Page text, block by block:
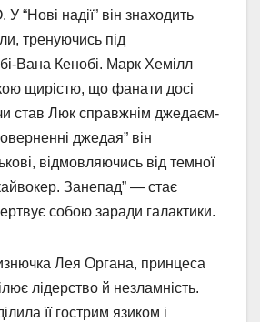
“Нові надії” він знаходить
тренуючись під
Вана Кенобі. Марк Хемілл
щирістю, що фанати досі
став Люк справжнім джедаєм-
джедая” він
відмовляючись від темної
Занепад” — стає
собою заради галактики.
Лея Органа, принцеса
лідерство й незламність.
її гострим язиком і